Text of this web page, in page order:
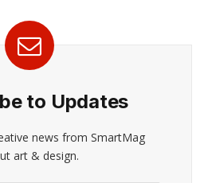
to Updates
news from SmartMag
art & design.